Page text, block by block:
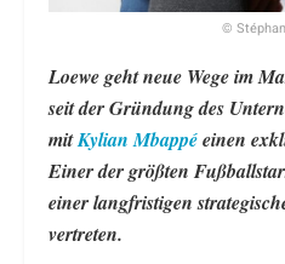
©
Loewe geht neue Wege im
seit der Gründung des
mitKylian Mbappéeinen
Einer der größten
einer langfristigen
vertreten.